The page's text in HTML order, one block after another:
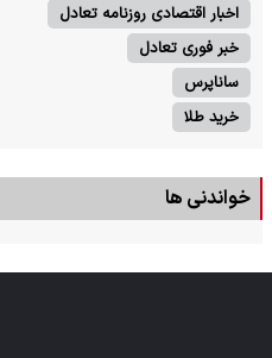
اخبار اقتصادی روزنامه تعادل
خبر فوری تعادل
ساناپرس
خرید طلا
خواندنی ها